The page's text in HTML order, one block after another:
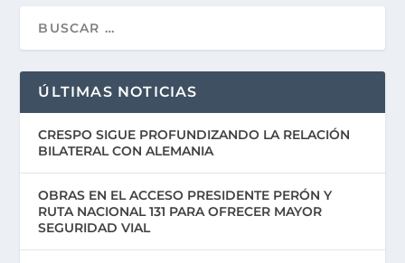
ÚLTIMAS NOTICIAS
CRESPO SIGUE PROFUNDIZANDO LA RELACIÓN
BILATERAL CON ALEMANIA
OBRAS EN EL ACCESO PRESIDENTE PERÓN Y
RUTA NACIONAL 131 PARA OFRECER MAYOR
SEGURIDAD VIAL